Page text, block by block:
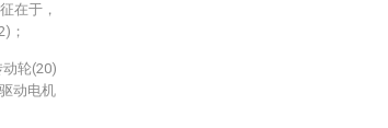
在于，
；
轮(20)
动电机